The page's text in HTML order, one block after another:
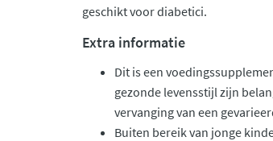
geschikt voor diabetici.
Extra informatie
Dit is een
gezonde levensstijl zijn
vervanging van een
Buiten bereik van jonge